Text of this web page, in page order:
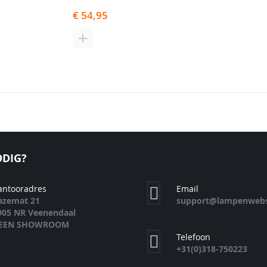
€ 54,95
TOEVOEGEN
21
NR Veenendaal
SHOWROOM
Email
Telefoon
+31(0)318-750223